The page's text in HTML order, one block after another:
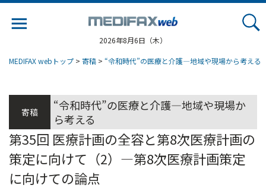
2026年8月6日（木）
MEDIFAX webトップ > 寄稿 > “令和時代”の医療と介護―地域や現場から考える
寄稿
“令和時代”の医療と介護―地域や現場か
ら考える
第35回 医療計画の全容と第8次医療計画の
策定に向けて（2）―第8次医療計画策定
に向けての論点